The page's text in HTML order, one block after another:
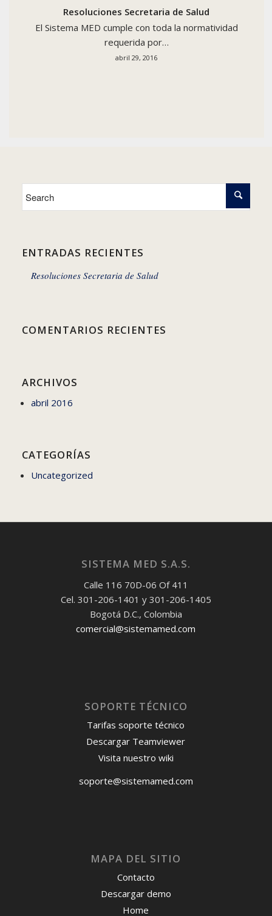
Resoluciones Secretaria de Salud
El Sistema MED cumple con toda la normatividad
requerida por…
abril 29, 2016
ENTRADAS RECIENTES
Resoluciones Secretaria de Salud
COMENTARIOS RECIENTES
ARCHIVOS
abril 2016
CATEGORÍAS
Uncategorized
SISTEMA MED S.A.S.
Calle 116 70D-06 Of 411
Cel. 301-206-1401 y 301-206-1405
Bogotá D.C., Colombia
comercial@sistemamed.com
SOPORTE TÉCNICO
Tarifas soporte técnico
Descargar Teamviewer
Visita nuestro wiki
soporte@sistemamed.com
MAPA DEL SITIO
Contacto
Descargar demo
Home